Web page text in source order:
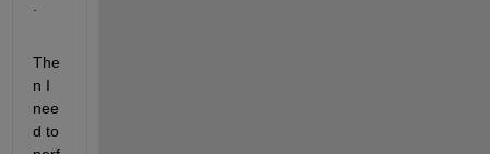
The
n I
nee
d to